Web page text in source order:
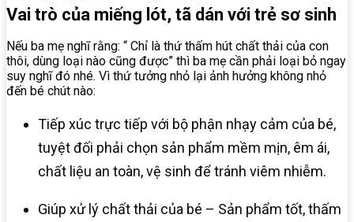
Vai trò của miếng lót, tã dán với trẻ sơ sinh
Nếu ba mẹ nghĩ rằng: “ Chỉ là thứ thấm hút chất thải của con
thôi, dùng loại nào cũng được” thì ba mẹ cần phải loại bỏ ngay
suy nghĩ đó nhé. Vì thứ tưởng nhỏ lại ảnh hưởng không nhỏ
đến bé chút nào:
Tiếp xúc trực tiếp với bộ phận nhạy cảm của bé,
tuyệt đối phải chọn sản phẩm mềm mịn, êm ái,
chất liệu an toàn, vệ sinh để tránh viêm nhiễm.
Giúp xử lý chất thải của bé – Sản phẩm tốt, thấm